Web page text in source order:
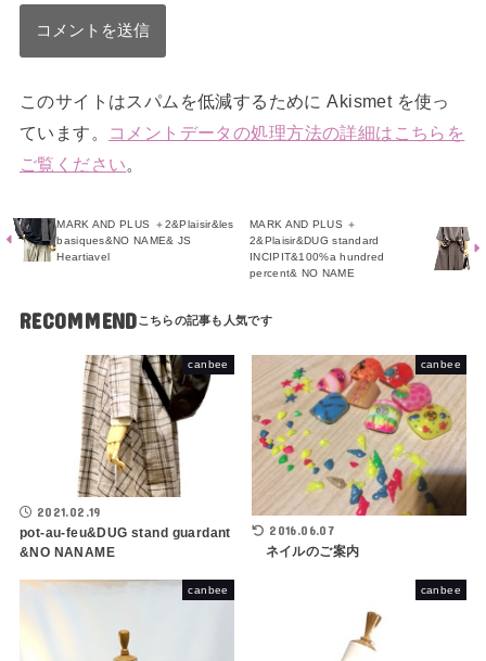
このサイトはスパムを低減するために Akismet を使っ
ています。
コメントデータの処理方法の詳細はこちらを
ご覧ください。
MARK AND PLUS ＋2&Plaisir&les
basiques&NO NAME& JS
Heartiavel
MARK AND PLUS ＋
2&Plaisir&DUG standard
INCIPIT&100%a hundred
percent& NO NAME
RECOMMEND
canbee
2021.02.19
pot-au-feu&DUG stand guardant
&NO NANAME
canbee
2016.06.07
ネイルのご案内
canbee canbee